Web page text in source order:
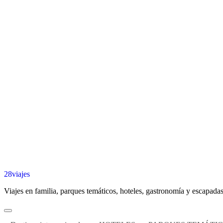
28viajes
Viajes en familia, parques temáticos, hoteles, gastronomía y